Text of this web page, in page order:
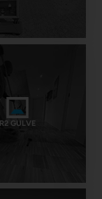
R2 GULVE